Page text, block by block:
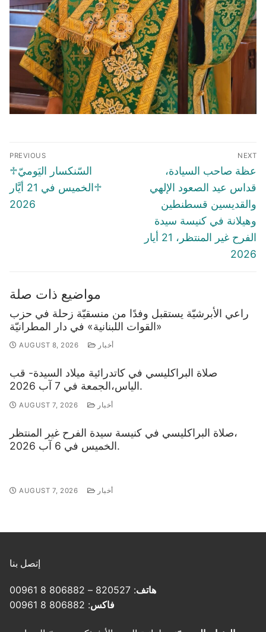
Post
navigation
PREVIOUS
Previous
post:
♱السّنكسار اليَوميّ
♱الخميس في 21 أيَّار
2026
NEXT
Next
post:
عظة صاحب السيادة،
قداس عيد الصعود الإلهي
والقديسين قسطنطين
وهيلانة في كنيسة سيدة
الفرح غير المنتظر، 21 أيار
2026
مواضيع ذات صلة
راعي الأبرشيّة يستقبل وفدًا من منسقيّة زحلة في حزب
«القوات اللبنانية» في دار المطرانيّة
AUGUST 8, 2026 أخبار
صلاة البراكليسي في كاتدرائية ميلاد السيدة- قب
الياس،الجمعة في 7 آب 2026.
AUGUST 7, 2026 أخبار
صلاة البراكليسي في كنيسة سيدة الفرح غير المنتظر،
الخميس في 6 آب 2026.
AUGUST 7, 2026 أخبار
إتصل بنا
هاتف: 820527 – 806882 8 00961
فاكس: 806882 8 00961